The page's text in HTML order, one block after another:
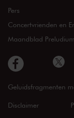
Pers
Concertvrienden en
Maandblad Preludium
Geluidsfragmenten
Disclaimer